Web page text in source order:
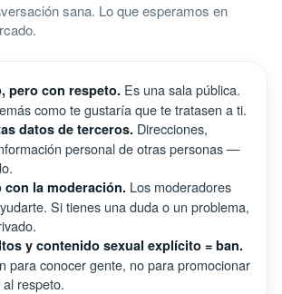
sana. Lo que esperamos en
pero con respeto. Es una sala pública.
como te gustaría que te tratasen a ti.
datos de terceros. Direcciones,
personal de otras personas —
con la moderación. Los moderadores
Si tienes una duda o un problema,
y contenido sexual explícito = ban.
para conocer gente, no para promocionar
respeto.